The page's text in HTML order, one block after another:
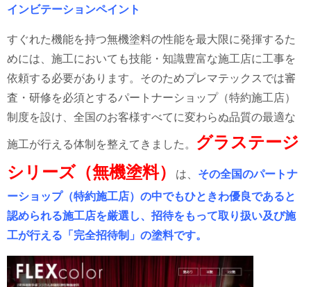
インビテーションペイント
すぐれた機能を持つ無機塗料の性能を最大限に発揮するた
めには、施工においても技能・知識豊富な施工店に工事を
依頼する必要があります。そのためプレマテックスでは審
査・研修を必須とするパートナーショップ（特約施工店）
制度を設け、全国のお客様すべてに変わらぬ品質の最適な
施工が行える体制を整えてきました。
グラステージ
シリーズ（無機塗料）
は、 その全国のパートナ
ーショップ（特約施工店）の中でもひときわ優良であると
認められる施工店を厳選し、招待をもって取り扱い及び施
工が行える「完全招待制」の塗料です。